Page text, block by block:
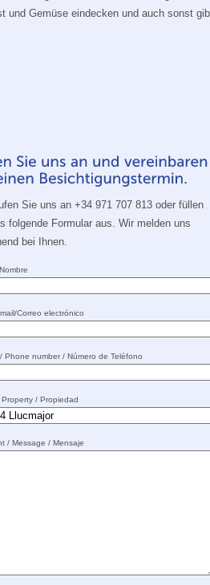
und Gemüse eindecken und auch sonst
Sie uns an +34 971 707 813 oder füllen
folgende Formular aus. Wir melden uns
bei Ihnen.
Correo electrónico
Phone number / Número de Teléfono
/ Propiedad
/ Message / Mensaje